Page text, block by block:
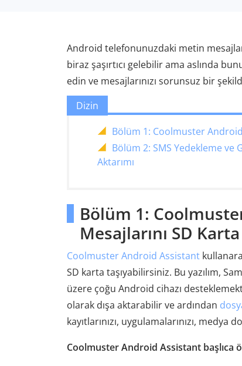
Android telefonunuzdaki metin
biraz şaşırtıcı gelebilir ama aslında
edin ve mesajlarınızı sorunsuz bir
Dizin
Bölüm 1: Coolmuster
Bölüm 2: SMS Yedekleme
Aktarımı
Bölüm 1:
Mesajlarını SD
Coolmuster Android Assistant
SD karta taşıyabilirsiniz. Bu yazılım,
üzere çoğu Android cihazı
olarak dışa aktarabilir ve ardından
kayıtlarınızı, uygulamalarınızı, medya
Coolmuster Android Assistant başlıca